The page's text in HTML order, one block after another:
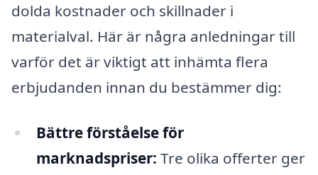
dolda kostnader och skillnader i
materialval. Här är några anledningar till
varför det är viktigt att inhämta flera
erbjudanden innan du bestämmer dig:
Bättre förståelse för
marknadspriser: Tre olika offerter ger